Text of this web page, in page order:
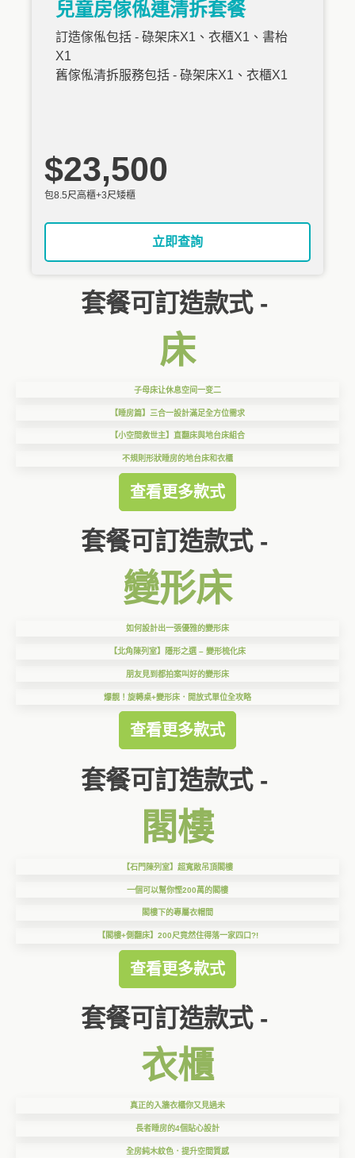
兒童房傢俬連清拆套餐
訂造傢俬包括 - 碌架床X1、衣櫃X1、書枱
X1
舊傢俬清拆服務包括 - 碌架床X1、衣櫃X1
$23,500
包8.5尺高櫃+3尺矮櫃
立即查詢
套餐可訂造款式 -
床
子母床让休息空间一变二
【睡房篇】三合一設計滿足全方位需求
【小空間救世主】直翻床與地台床組合
不規則形狀睡房的地台床和衣櫃
查看更多款式
套餐可訂造款式 -
變形床
如何設計出一張優雅的變形床
【北角陳列室】隱形之選 – 變形梳化床
朋友見到都拍案叫好的變形床
爆靚！旋轉桌+變形床．開放式單位全攻略
查看更多款式
套餐可訂造款式 -
閣樓
【石門陳列室】超寬敞吊頂閣樓
一個可以幫你慳200萬的閣樓
閣樓下的專屬衣帽間
【閣樓+側翻床】200尺竟然住得落一家四口?!
查看更多款式
套餐可訂造款式 -
衣櫃
真正的入牆衣櫃你又見過未
長者睡房的4個貼心設計
全房純木紋色．提升空間質感